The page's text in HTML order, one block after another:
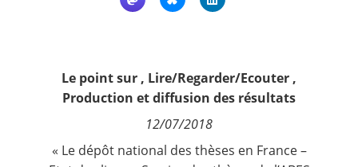
Qui sommes nous ?
Nous suivre
Le point sur , Lire/Regarder/Ecouter ,
Production et diffusion des résultats
12/07/2018
« Le dépôt national des thèses en France –